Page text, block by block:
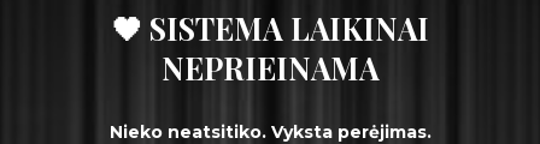
🖤 SISTEMA LAIKINAI
NEPRIEINAMA
Nieko neatsitiko. Vyksta perėjimas.